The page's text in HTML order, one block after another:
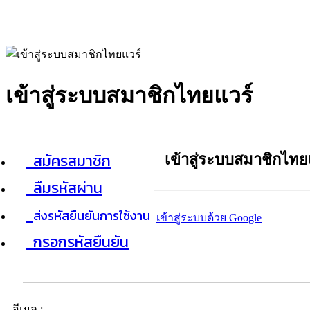
เข้าสู่ระบบสมาชิกไทยแวร์
สมัครสมาชิก
ลืมรหัสผ่าน
ส่งรหัสยืนยันการใช้งาน
กรอกรหัสยืนยัน
เข้าสู่ระบบสมาชิกไท
เข้าสู่ระบบด้วย Google